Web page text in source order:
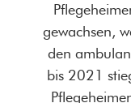
gewachsen,
den
bis 2021